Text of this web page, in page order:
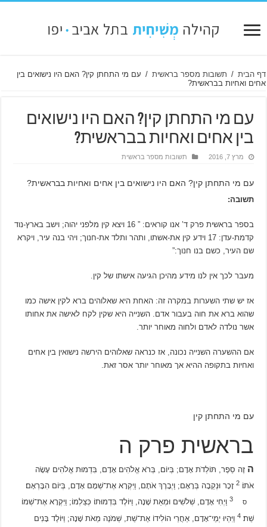
דף הבית / תשובות מספר בראשית / עם מי התחתן קין? האם היו נישואים בין
אחים ואחיות בבראשית?
עם מי התחתן קין? האם היו נישואים
בין אחים ואחיות בבראשית?
מרץ 7, 2016 תשובות מספר בראשית
עם מי התחתן קין? האם היו נישואים בין אחים ואחיות בבראשית?
תשובה:
בספר בראשית פרק ד’ אנו קוראים: ” 16 ויצא קין מלפני יהוה; וישב בארץ-נוד
קדמת-עדן: 17 וידע קין את-אשתו, ותהר ותלד את-חנוך; ויהי בנה עיר, ויקרא
שם העיר, כשם בנו חנוך:”
מעבר לכך אין לנו מידע מהיכן הגיעה אישתו של קין.
אז יש שתי השערות במקרה זה: האחת היא שאלוהים ברא לקין אישה כמו
שהוא ברא את חוה בעבור אדם. השנייה היא שקין לקח לאישה את אחותו
אשר נולדה לאדם ולחוה מאוחר יותר.
אם ההשערה השנייה נכונה, אז כנראה שאלוהים הירשה נישואין בין אחים
ואחיות בתקופה ההיא אך מאוחר יותר אסר זאת.
עם מי התחתן קין
בראשית פרק ה
ה זֶה סֵפֶר, תּוֹלְדֹת אָדָם; בְּיוֹם, בְּרֹא אֱלֹהִים אָדָם, בִּדְמוּת אֱלֹהִים עָשָׂה
אֹתוֹ׃2 זָכָר וּנְקֵבָה בְּרָאָם; וַיְבָרֶךְ אֹתָם, וַיִּקְרָא אֶת־שְׁמָם אָדָם, בְּיוֹם הִבָּרְאָם׃
ס 3 וַיְחִי אָדָם, שְׁלֹשִׁים וּמְאַת שָׁנָה, וַיּוֹלֶד בִּדְמוּתוֹ כְּצַלְמוֹ; וַיִּקְרָא אֶת־שְׁמוֹ
שֵׁת׃4 וַיִּהְיוּ יְמֵי־אָדָם, אַחֲרֵי הוֹלִידוֹ אֶת־שֵׁת, שְׁמֹנֶה מֵאֹת שָׁנָה; וַיּוֹלֶד בָּנִים